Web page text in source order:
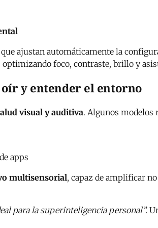
que ajustan automáticamente la
optimizando foco, contraste, brillo y
y entender el entorno
visual y auditiva. Algunos modelos
apps
multisensorial, capaz de amplificar
para la superinteligencia personal”.